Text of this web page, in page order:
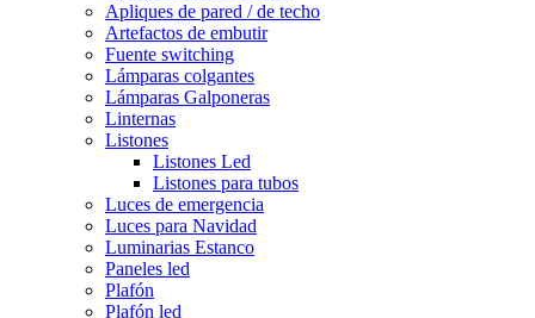
Apliques de pared / de techo
Artefactos de embutir
Fuente switching
Lámparas colgantes
Lámparas Galponeras
Linternas
Listones
Listones Led
Listones para tubos
Luces de emergencia
Luces para Navidad
Luminarias Estanco
Paneles led
Plafón
Plafón led